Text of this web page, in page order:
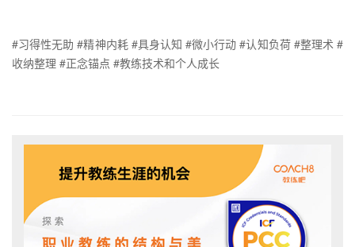
#习得性无助 #精神内耗 #具身认知 #微小行动 #认知负荷 #整理术 #
收纳整理 #正念锚点 #教练技术和个人成长